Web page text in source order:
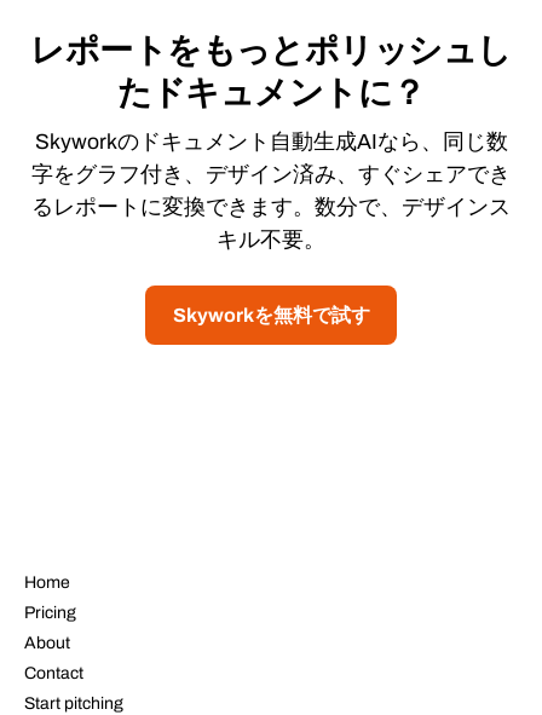
レポートをもっとポリッシュし
たドキュメントに？
Skyworkのドキュメント自動生成AIなら、同じ数
字をグラフ付き、デザイン済み、すぐシェアでき
るレポートに変換できます。数分で、デザインス
キル不要。
Skyworkを無料で試す
Home
Pricing
About
Contact
Start pitching